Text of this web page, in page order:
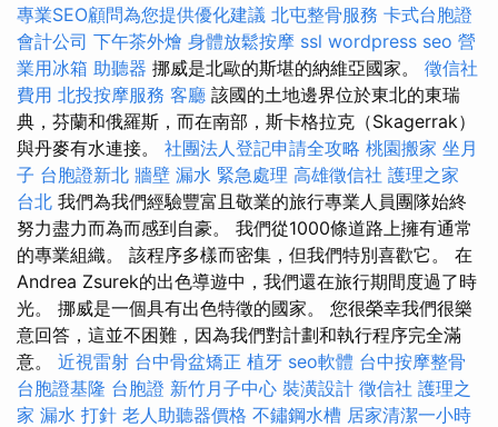
專業SEO顧問為您提供優化建議 北屯整骨服務 卡式台胞證
會計公司 下午茶外燴 身體放鬆按摩 ssl wordpress seo 營
業用冰箱 助聽器 挪威是北歐的斯堪的納維亞國家。 徵信社
費用 北投按摩服務 客廳 該國的土地邊界位於東北的東瑞
典，芬蘭和俄羅斯，而在南部，斯卡格拉克（Skagerrak）
與丹麥有水連接。 社團法人登記申請全攻略 桃園搬家 坐月
子 台胞證新北 牆壁 漏水 緊急處理 高雄徵信社 護理之家
台北 我們為我們經驗豐富且敬業的旅行專業人員團隊始終
努力盡力而為而感到自豪。 我們從1000條道路上擁有通常
的專業組織。 該程序多樣而密集，但我們特別喜歡它。 在
Andrea Zsurek的出色導遊中，我們還在旅行期間度過了時
光。 挪威是一個具有出色特徵的國家。 您很榮幸我們很樂
意回答，這並不困難，因為我們對計劃和執行程序完全滿
意。 近視雷射 台中骨盆矯正 植牙 seo軟體 台中按摩整骨
台胞證基隆 台胞證 新竹月子中心 裝潢設計 徵信社 護理之
家 漏水 打針 老人助聽器價格 不鏽鋼水槽 居家清潔一小時